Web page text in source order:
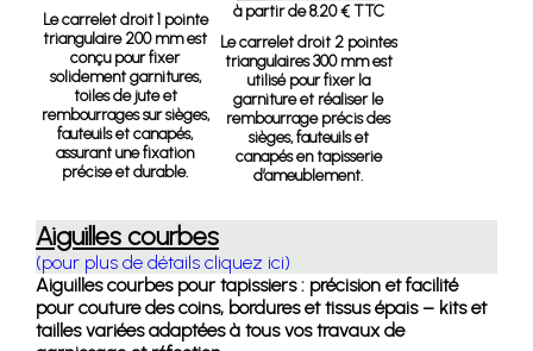
Le carrelet droit 1 pointe
triangulaire 200 mm est
conçu pour fixer
solidement garnitures,
toiles de jute et
rembourrages sur sièges,
fauteuils et canapés,
assurant une fixation
précise et durable.
à partir de 8.20 € TTC
Le carrelet droit 2 pointes
triangulaires 300 mm est
utilisé pour fixer la
garniture et réaliser le
rembourrage précis des
sièges, fauteuils et
canapés en tapisserie
d’ameublement.
Aiguilles courbes
(pour plus de détails cliquez ici)
Aiguilles courbes pour tapissiers : précision et facilité
pour couture des coins, bordures et tissus épais – kits et
tailles variées adaptées à tous vos travaux de